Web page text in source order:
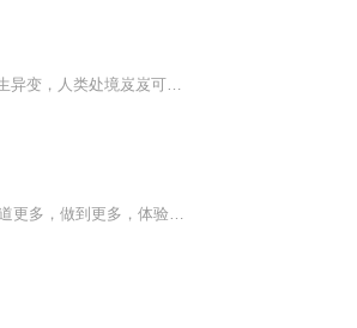
二十二世纪初的科学技术的竞赛，导致各种灾难遍及全球，基因药水的研制成功却让动物发生异变，人类处境岌岌可危。人类建立了基地抵御那些动物猛兽。而地心的异动，却让人类不得不进行转移。而此时，外星飞碟坠毁，给人类带来了制造飞船高级科技......
人类历史上的历次技术革命，都带来了人类感知和认知能力的不断提升，从而使人类知道更多，做到更多，体验更多。以此为标准，李彦宏在本书中将人工智能定义为堪比任何一次技术革命的伟大变革，并且明确提出，在技术与人的关系上，智能革命不同于...